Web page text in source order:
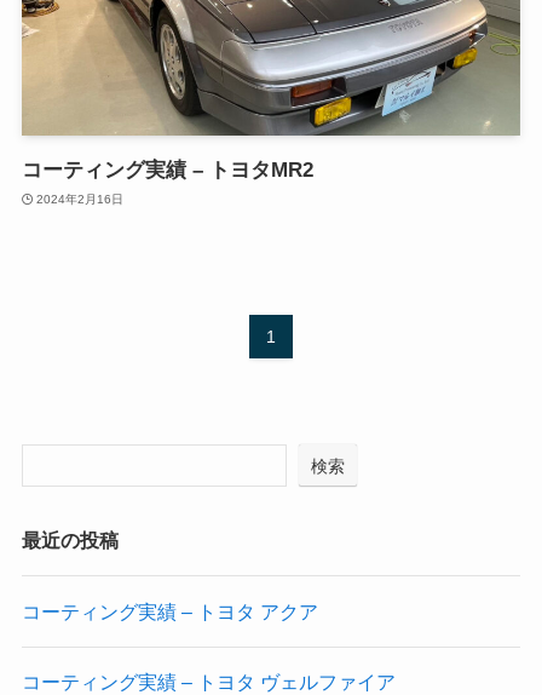
コーティング実績 – トヨタMR2
2024年2月16日
1
検索
最近の投稿
コーティング実績 – トヨタ アクア
コーティング実績 – トヨタ ヴェルファイア